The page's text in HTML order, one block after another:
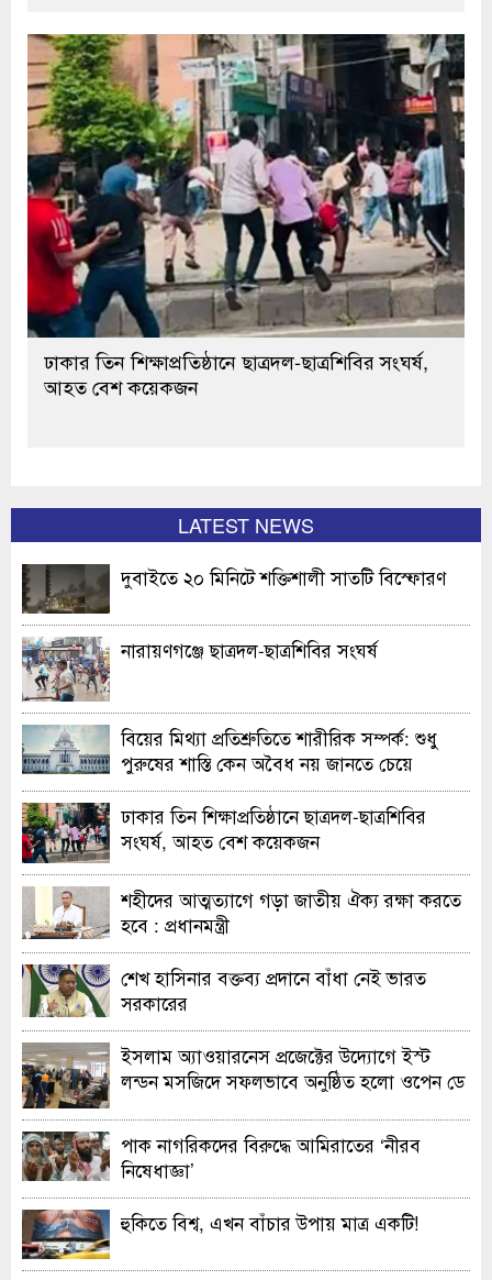
ঢাকার তিন শিক্ষাপ্রতিষ্ঠানে ছাত্রদল-ছাত্রশিবির সংঘর্ষ,
আহত বেশ কয়েকজন
LATEST NEWS
দুবাইতে ২০ মিনিটে শক্তিশালী সাতটি বিস্ফোরণ
নারায়ণগঞ্জে ছাত্রদল-ছাত্রশিবির সংঘর্ষ
বিয়ের মিথ্যা প্রতিশ্রুতিতে শারীরিক সম্পর্ক: শুধু
পুরুষের শাস্তি কেন অবৈধ নয় জানতে চেয়ে
হাইকোর্টের রুল
ঢাকার তিন শিক্ষাপ্রতিষ্ঠানে ছাত্রদল-ছাত্রশিবির
সংঘর্ষ, আহত বেশ কয়েকজন
শহীদের আত্মত্যাগে গড়া জাতীয় ঐক্য রক্ষা করতে
হবে : প্রধানমন্ত্রী
শেখ হাসিনার বক্তব্য প্রদানে বাঁধা নেই ভারত
সরকারের
ইসলাম অ্যাওয়ারনেস প্রজেক্টের উদ্যোগে ইস্ট
লন্ডন মসজিদে সফলভাবে অনুষ্ঠিত হলো ওপেন ডে
পাক নাগরিকদের বিরুদ্ধে আমিরাতের ‘নীরব
নিষেধাজ্ঞা’
হুকিতে বিশ্ব, এখন বাঁচার উপায় মাত্র একটি!